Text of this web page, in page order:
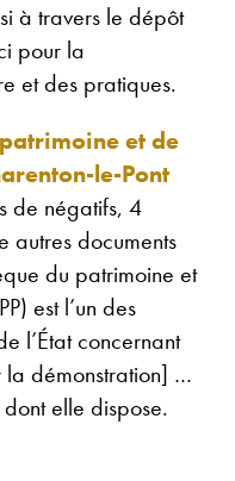
à travers le dépôt
pour la
et des pratiques.
et de
le-Pont
de négatifs, 4
autres documents
du patrimoine et
est l’un des
l’État concernant
démonstration] …
elle dispose.